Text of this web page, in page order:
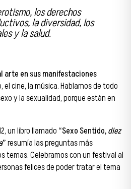
los derechos
la diversidad, los
y la salud.
arte en sus manifestaciones
el cine, la música. Hablamos de todo
y la sexualidad, porque están en
un libro llamado “Sexo Sentido,diez
”resumía las preguntas más
temas. Celebramos con un festival al
felices de poder tratar el tema